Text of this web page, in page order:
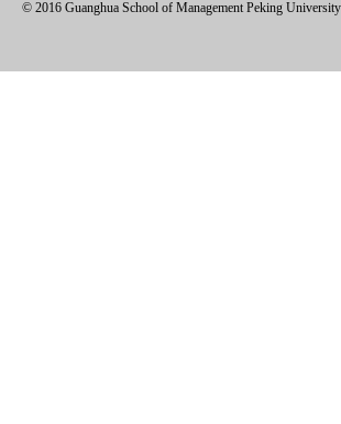
© 2016 Guanghua School of Management Peking University